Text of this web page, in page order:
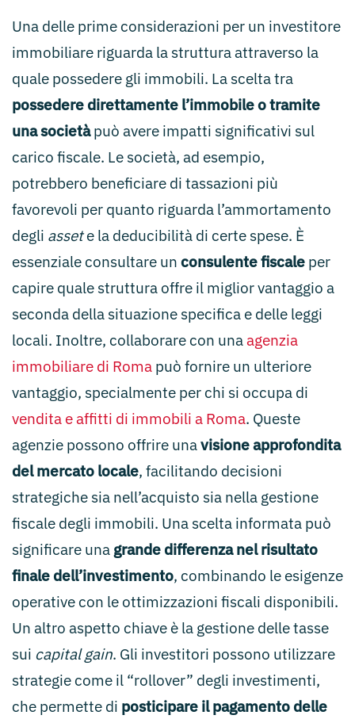
Una delle prime considerazioni per un investitore
immobiliare riguarda la struttura attraverso la
quale possedere gli immobili. La scelta tra
possedere direttamente l’immobile o tramite
una societàpuò avere impatti significativi sul
carico fiscale. Le società, ad esempio,
potrebbero beneficiare di tassazioni più
favorevoli per quanto riguarda l’ammortamento
degli assete la deducibilità di certe spese. È
essenziale consultare un consulente fiscale per
capire quale struttura offre il miglior vantaggio a
seconda della situazione specifica e delle leggi
locali. Inoltre, collaborare con una agenzia
immobiliare di Roma può fornire un ulteriore
vantaggio, specialmente per chi si occupa di
vendita e affitti di immobili a Roma. Queste
agenzie possono offrire unavisione approfondita
del mercato locale, facilitando decisioni
strategiche sia nell’acquisto sia nella gestione
fiscale degli immobili. Una scelta informata può
significare una grande differenza nel risultato
finale dell’investimento, combinando le esigenze
operative con le ottimizzazioni fiscali disponibili.
Un altro aspetto chiave è la gestione delle tasse
sui capital gain. Gli investitori possono utilizzare
strategie come il “rollover” degli investimenti,
che permette di posticipare il pagamento delle